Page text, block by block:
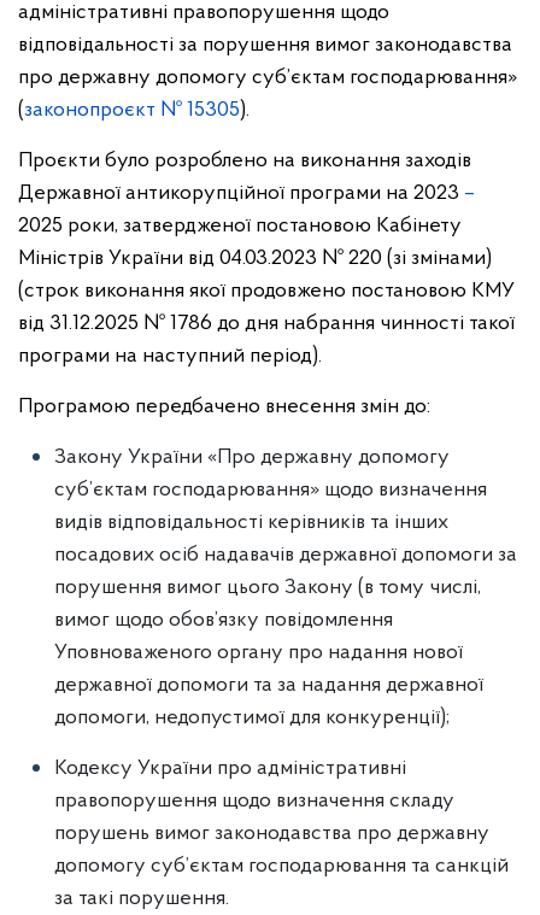
адміністративні правопорушення щодо
відповідальності за порушення вимог законодавства
про державну допомогу суб’єктам господарювання»
(законопроєкт № 15305).
Проєкти було розроблено на виконання заходів
Державної антикорупційної програми на 2023 –
2025 роки, затвердженої постановою Кабінету
Міністрів України від 04.03.2023 № 220 (зі змінами)
(строк виконання якої продовжено постановою КМУ
від 31.12.2025 № 1786 до дня набрання чинності такої
програми на наступний період).
Програмою передбачено внесення змін до:
Закону України «Про державну допомогу
суб’єктам господарювання» щодо визначення
видів відповідальності керівників та інших
посадових осіб надавачів державної допомоги за
порушення вимог цього Закону (в тому числі,
вимог щодо обов’язку повідомлення
Уповноваженого органу про надання нової
державної допомоги та за надання державної
допомоги, недопустимої для конкуренції);
Кодексу України про адміністративні
правопорушення щодо визначення складу
порушень вимог законодавства про державну
допомогу суб’єктам господарювання та санкцій
за такі порушення.